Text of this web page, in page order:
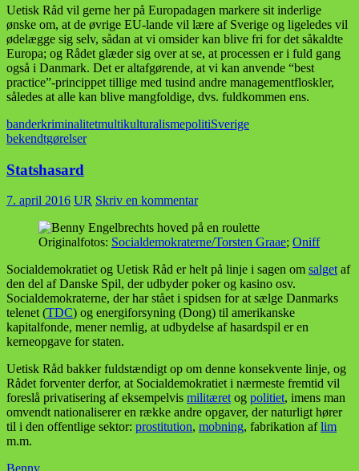
Uetisk Råd vil gerne her på Europadagen markere sit inderlige
ønske om, at de øvrige EU-lande vil lære af Sverige og ligeledes vil
ødelægge sig selv, sådan at vi omsider kan blive fri for det såkaldte
Europa; og Rådet glæder sig over at se, at processen er i fuld gang
også i Danmark. Det er altafgørende, at vi kan anvende “best
practice”-princippet tillige med tusind andre managementfloskler,
således at alle kan blive mangfoldige, dvs. fuldkommen ens.
banderkriminalitetmultikulturalismepolitiSverige
bekendtgørelser
Statshasard
7. april 2016 UR Skriv en kommentar
Originalfotos: Socialdemokraterne/Torsten Graae; Oniff
Socialdemokratiet og Uetisk Råd er helt på linje i sagen om salgetaf
den del af Danske Spil, der udbyder poker og kasino osv.
Socialdemokraterne, der har stået i spidsen for at sælge Danmarks
telenet (TDC) og energiforsyning (Dong) til amerikanske
kapitalfonde, mener nemlig, at udbydelse af hasardspil er en
kerneopgave for staten.
Uetisk Råd bakker fuldstændigt op om denne konsekvente linje, og
Rådet forventer derfor, at Socialdemokratiet i nærmeste fremtid vil
foreslå privatisering af eksempelvis militæretog politiet, imens man
omvendt nationaliserer en række andre opgaver, der naturligt hører
til i den offentlige sektor: prostitution, mobning, fabrikation aflim
m.m.